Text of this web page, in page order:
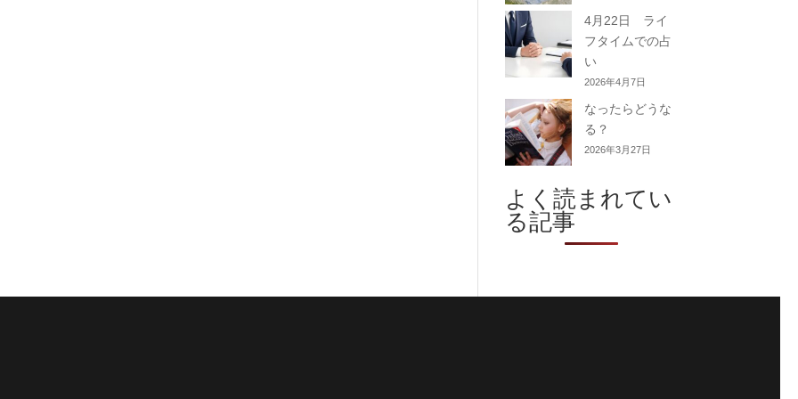
4月22日 ライ
フタイムでの占
い
2026年4月7日
なったらどうな
る？
2026年3月27日
よく読まれてい
る記事